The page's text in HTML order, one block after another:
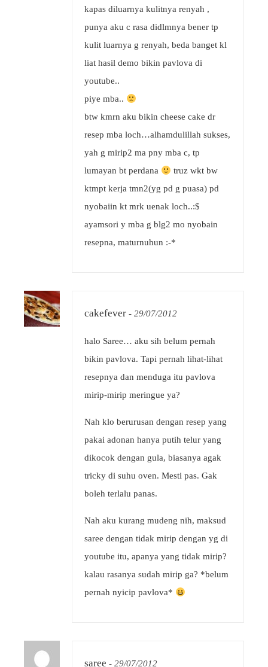
kapas diluarnya kulitnya renyah ,
punya aku c rasa didlmnya bener tp
kulit luarnya g renyah, beda banget kl
liat hasil demo bikin pavlova di
youtube..
piye mba..
btw kmrn aku bikin cheese cake dr
resep mba loch…alhamdulillah sukses,
yah g mirip2 ma pny mba c, tp
lumayan bt perdana
truz wkt bw
ktmpt kerja tmn2(yg pd g puasa) pd
nyobaiin kt mrk uenak loch..:$
ayamsori y mba g blg2 mo nyobain
resepna, maturnuhun :-*
cakefever - 29/07/2012
halo Saree… aku sih belum pernah
bikin pavlova. Tapi pernah lihat-lihat
resepnya dan menduga itu pavlova
mirip-mirip meringue ya?
Nah klo berurusan dengan resep yang
pakai adonan hanya putih telur yang
dikocok dengan gula, biasanya agak
tricky di suhu oven. Mesti pas. Gak
boleh terlalu panas.
Nah aku kurang mudeng nih, maksud
saree dengan tidak mirip dengan yg di
youtube itu, apanya yang tidak mirip?
kalau rasanya sudah mirip ga? *belum
pernah nyicip pavlova*
saree - 29/07/2012